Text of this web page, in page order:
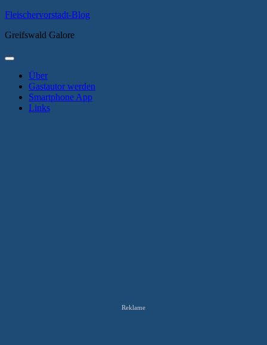
Zum
springen
Fleischervorstadt-Blog
Greifswald Galore
Primäres
Über
Gastautor werden
Smartphone App
Links
Reklame